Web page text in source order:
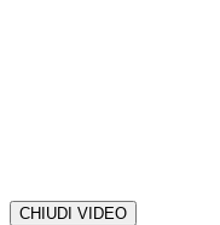
CHIUDI VIDEO